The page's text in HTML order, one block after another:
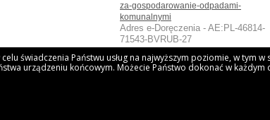
świadczenia Państwu usług na najwyższym poziomie, w
urządzeniu końcowym. Możecie Państwo dokonać w
za-gospodarowanie-odpadami-
komunalnymi
Adres e-Doręczenia - AE:PL-46814-
71543-BVRUB-27